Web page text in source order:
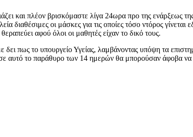
και πλέον βρισκόμαστε λίγα 24ωρα προ της ενάρξεως
διαθέσιμες οι μάσκες για τις οποίες τόσο ντόρος
αφού όλοι οι μαθητές είχαν το δικό τους.
πως το υπουργείο Υγείας, λαμβάνοντας υπόψη τα
αυτό το παράθυρο των 14 ημερών θα μπορούσαν άφοβα να